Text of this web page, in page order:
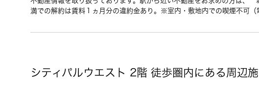
満での解約は賃料１ヵ月分の違約金あり。※室内・敷地内での喫煙不可（
シティパルウエスト 2階 徒歩圏内にある周辺